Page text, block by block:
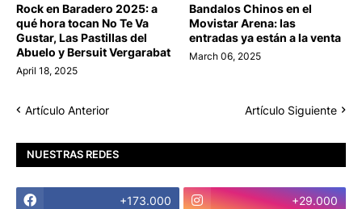
Rock en Baradero 2025: a
qué hora tocan No Te Va
Gustar, Las Pastillas del
Abuelo y Bersuit Vergarabat
April 18, 2025
Bandalos Chinos en el
Movistar Arena: las
entradas ya están a la venta
March 06, 2025
Artículo Anterior Artículo Siguiente
NUESTRAS REDES
+173.000 +29.000